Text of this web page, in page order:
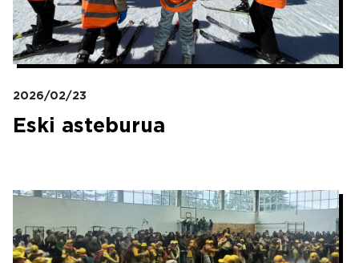
2026/02/23
Eski asteburua
Irudia